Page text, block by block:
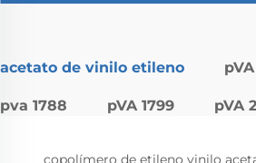
acetato de vinilo etileno
pva 1788 pVA 1799 pVA
copolímero de etileno vinilo